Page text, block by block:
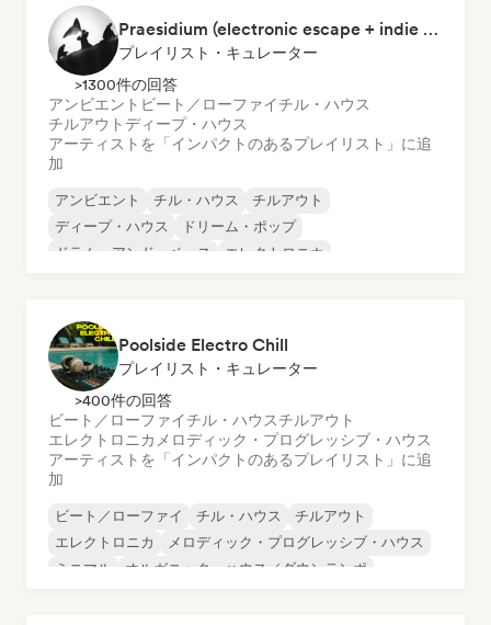
Praesidium (electronic escape + indie electronic + sad songs for doomers)
プレイリスト・キュレーター
>1300件の回答
アンビエント ビート／ローファイチル・ハウス
チルアウトディープ・ハウス
アーティストを「インパクトのあるプレイリスト」に追
加
アンビエント チル・ハウス
チルアウト
ディープ・ハウス
ドリーム・ポップ
ドラム・アンド・ベース
エレクトロニカ
Poolside Electro Chill
プレイリスト・キュレーター
>400件の回答
ビート／ローファイチル・ハウスチルアウト
エレクトロニカ メロディック・プログレッシブ・ハウス
アーティストを「インパクトのあるプレイリスト」に追
加
ビート／ローファイ チル・ハウス
チルアウト
エレクトロニカ
メロディック・プログレッシブ・ハウス
ミニマル
オルガニック・ハウス／ダウンテンポ